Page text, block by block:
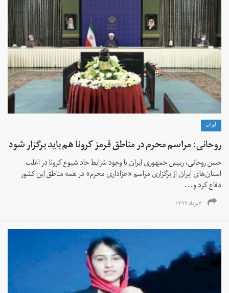
ايران
روحانی: مراسم محرم در مناطق قرمز کرونا هم باید برگزار شود
حسن روحانی، رییس جمهوری ایران با وجود شرایط حاد شیوع کرونا در اغلب
استان‌‌های ایران از برگزاری مراسم «‌عزاداری محرم» در همه مناطق این کشور
دفاع کرد و...
۴ مرداد ۱۳۹۹